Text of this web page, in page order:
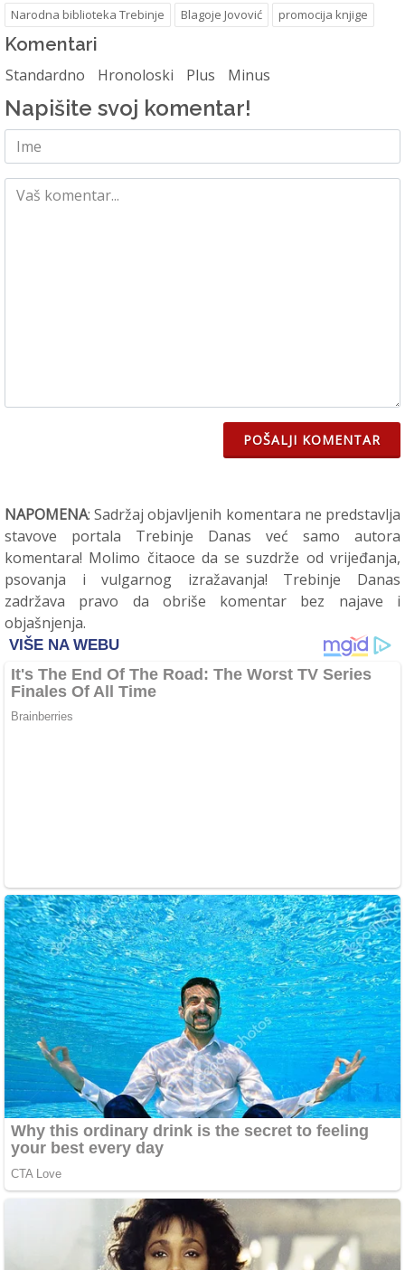
Narodna biblioteka Trebinje Blagoje Jovović promocija knjige
Komentari
Standardno Hronoloski Plus Minus
Napišite svoj komentar!
POŠALJI KOMENTAR
NAPOMENA: Sadržaj objavljenih komentara ne predstavlja
stavove portala Trebinje Danas već samo autora
komentara! Molimo čitaoce da se suzdrže od vrijeđanja,
psovanja i vulgarnog izražavanja! Trebinje Danas
zadržava pravo da obriše komentar bez najave i
objašnjenja.